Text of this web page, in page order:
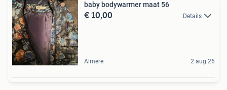
baby bodywarmer maat 56
€ 10,00 Details
Almere 2 aug 26